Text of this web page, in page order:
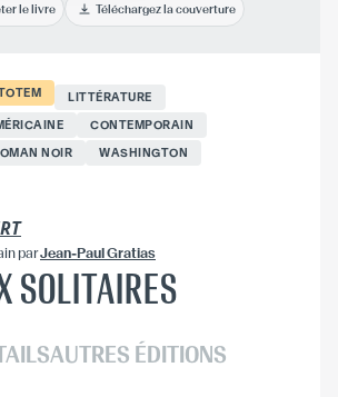
le livre Téléchargez la couverture
LITTÉRATURE
CONTEMPORAIN
NOIR WASHINGTON
parJean-Paul Gratias
SOLITAIRES
AUTRES ÉDITIONS